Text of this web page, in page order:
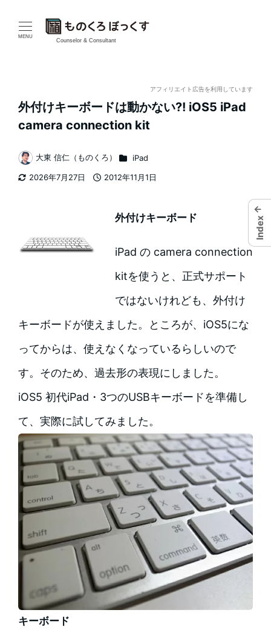
MENU
Counselor & Consultant
アフィリエイト広告を利用しています
外付けキーボードは動かない?! iOS5 iPad
camera connection kit
2026年7月27日
2012年11月1日
著
者
大東 信仁（ものくろ） カテゴリー
iPad
外付けキーボード
iPad の camera connection
kitを使うと、正式サポート
ではないけれども、外付け
キーボードが使えました。ところが、iOS5にな
ってからは、使えなくなっているらしいので
す。そのため、過去形の表現にしました。
iOS5 初代iPad・3つのUSBキーボードを準備し
て、実際に試してみました。
キーボード
←
Index